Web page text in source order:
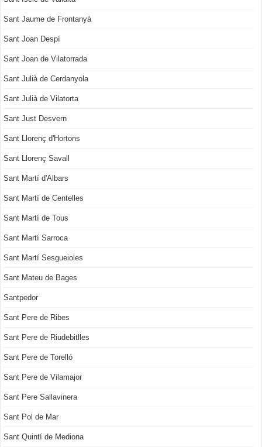
Sant Jaume de Frontanyà
Sant Joan Despí
Sant Joan de Vilatorrada
Sant Julià de Cerdanyola
Sant Julià de Vilatorta
Sant Just Desvern
Sant Llorenç d'Hortons
Sant Llorenç Savall
Sant Martí d'Albars
Sant Martí de Centelles
Sant Martí de Tous
Sant Martí Sarroca
Sant Martí Sesgueioles
Sant Mateu de Bages
Santpedor
Sant Pere de Ribes
Sant Pere de Riudebitlles
Sant Pere de Torelló
Sant Pere de Vilamajor
Sant Pere Sallavinera
Sant Pol de Mar
Sant Quintí de Mediona